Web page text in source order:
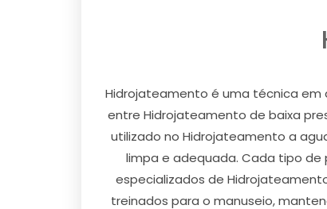
Hidrojateamento é uma técnica em
entre Hidrojateamento de baixa
utilizado no Hidrojateamento a
limpa e adequada. Cada tipo de
especializados de
treinados para o manuseio,